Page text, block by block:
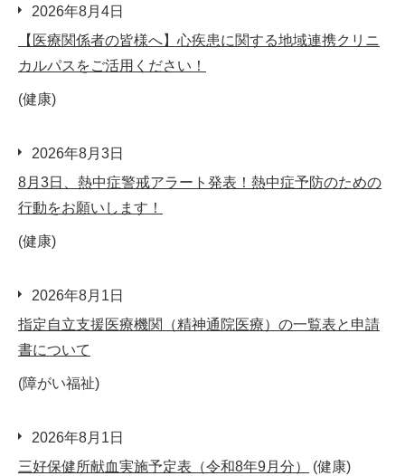
2026年8月4日
【医療関係者の皆様へ】心疾患に関する地域連携クリニ
カルパスをご活用ください！
(健康)
2026年8月3日
8月3日、熱中症警戒アラート発表！熱中症予防のための
行動をお願いします！
(健康)
2026年8月1日
指定自立支援医療機関（精神通院医療）の一覧表と申請
書について
(障がい福祉)
2026年8月1日
三好保健所献血実施予定表（令和8年9月分）
(健康)